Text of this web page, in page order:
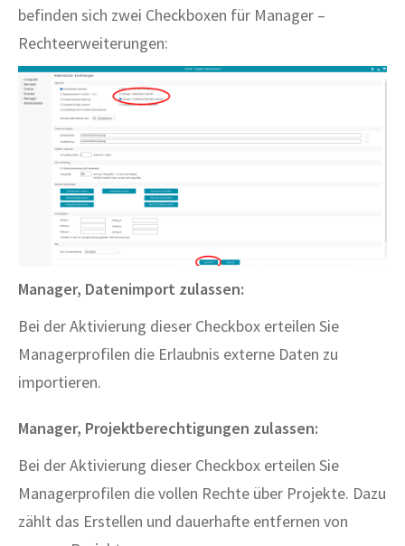
befinden sich zwei Checkboxen für Manager –
Rechteerweiterungen:
Manager, Datenimport zulassen:
Bei der Aktivierung dieser Checkbox erteilen Sie
Managerprofilen die Erlaubnis externe Daten zu
importieren.
Manager, Projektberechtigungen zulassen:
Bei der Aktivierung dieser Checkbox erteilen Sie
Managerprofilen die vollen Rechte über Projekte. Dazu
zählt das Erstellen und dauerhafte entfernen von